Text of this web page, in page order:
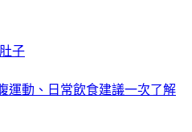
子
運動、日常飲食建議一次了解